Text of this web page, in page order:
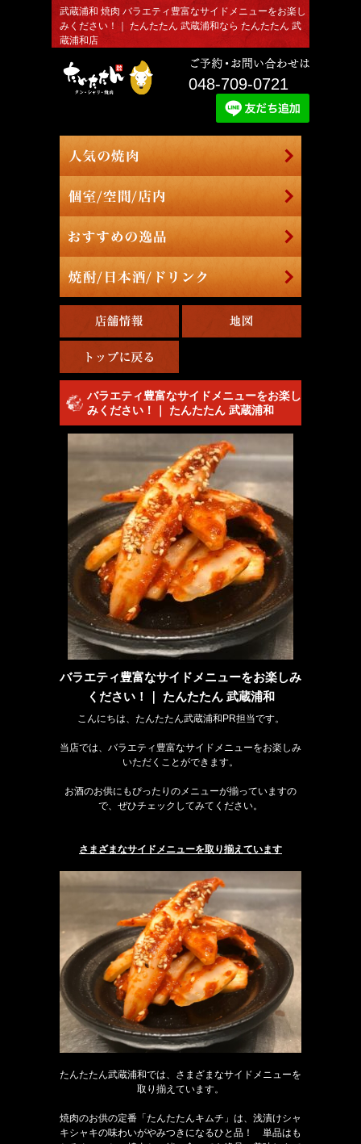
武蔵浦和 焼肉 バラエティ豊富なサイドメニューをお楽し
みください！｜ たんたたん 武蔵浦和なら たんたたん 武
蔵浦和店
048-709-0721
バラエティ豊富なサイドメニューをお楽し
みください！｜ たんたたん 武蔵浦和
バラエティ豊富なサイドメニューをお楽しみ
ください！｜ たんたたん 武蔵浦和
こんにちは、たんたたん武蔵浦和PR担当です。
当店では、バラエティ豊富なサイドメニューをお楽しみ
いただくことができます。
お酒のお供にもぴったりのメニューが揃っていますの
で、ぜひチェックしてみてください。
さまざまなサイドメニューを取り揃えています
たんたたん武蔵浦和では、さまざまなサイドメニューを
取り揃えています。
焼肉のお供の定番「たんたたんキムチ」は、浅漬けシャ
キシャキの味わいがやみつきになるひと品！ 単品はも